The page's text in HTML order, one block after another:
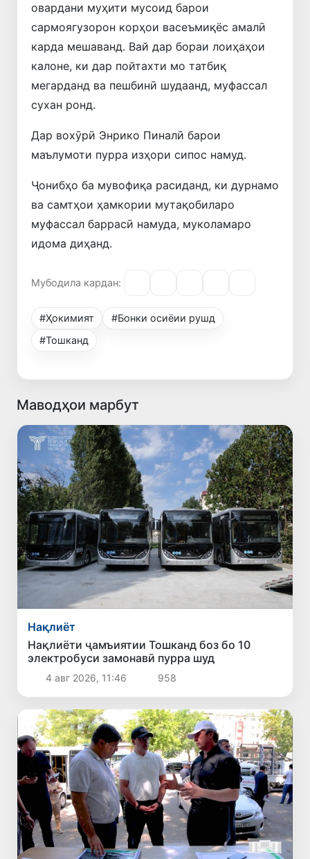
овардани муҳити мусоид барои
сармоягузорон корҳои васеъмиқёс амалӣ
карда мешаванд. Вай дар бораи лоиҳаҳои
калоне, ки дар пойтахти мо татбиқ
мегарданд ва пешбинӣ шудаанд, муфассал
сухан ронд.
Дар вохӯрӣ Энрико Пиналӣ барои
маълумоти пурра изҳори сипос намуд.
Ҷонибҳо ба мувофиқа расиданд, ки дурнамо
ва самтҳои ҳамкории мутақобиларо
муфассал баррасӣ намуда, муколамаро
идома диҳанд.
Мубодила кардан:
#Ҳокимият
#Бонки осиёии рушд
#Тошканд
Маводҳои марбут
Нақлиёт
Нақлиёти ҷамъиятии Тошканд боз бо 10
электробуси замонавӣ пурра шуд
4 авг 2026, 11:46 958